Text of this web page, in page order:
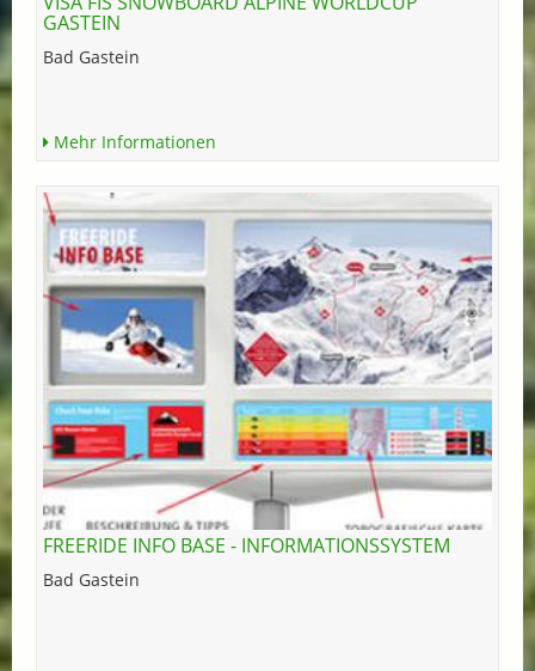
GASTEIN
Bad Gastein
Mehr Informationen
FREERIDE INFO BASE - INFORMATIONSSYSTEM
Bad Gastein